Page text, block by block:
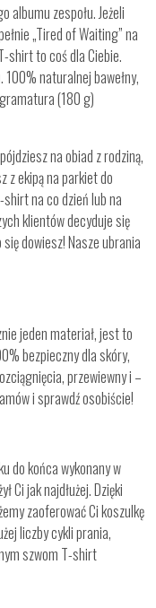
albumu zespołu. Jeżeli
„Tired of Waiting” na
shirt to coś dla Ciebie.
100% naturalnej bawełny,
(180 g)
na obiad z rodziną,
z ekipą na parkiet do
na co dzień lub na
klientów decyduje się
dowiesz! Nasze ubrania
jeden materiał, jest to
bezpieczny dla skóry,
przewiewny i –
i sprawdź osobiście!
do końca wykonany w
Ci jak najdłużej. Dzięki
zaoferować Ci koszulkę
liczby cykli prania,
szwom T-shirt